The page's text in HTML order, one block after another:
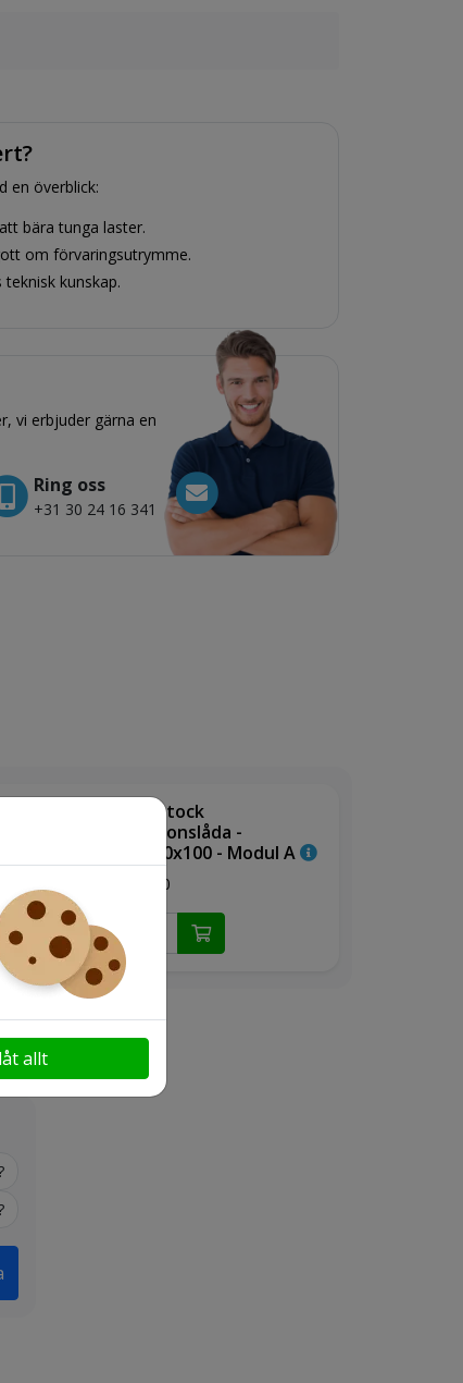
en överblick:
bära tunga laster.
om förvaringsutrymme.
kunskap.
vi erbjuder gärna en
Ring oss
+31 30 24 16 341
Fermostock
retentionslåda -
430x300x100 - Modul A
+ € 61,00
allt